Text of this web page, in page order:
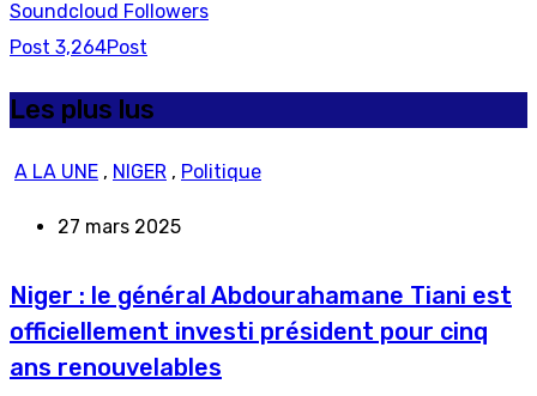
Soundcloud Followers
Post 3,264Post
Les plus lus
A LA UNE , NIGER , Politique
27 mars 2025
Niger : le général Abdourahamane Tiani est
officiellement investi président pour cinq
ans renouvelables